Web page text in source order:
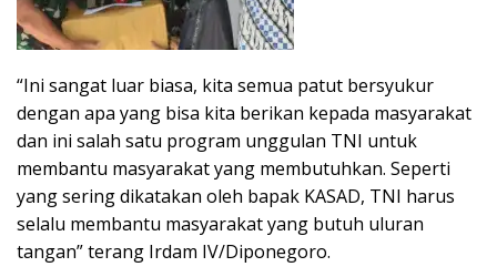
“Ini sangat luar biasa, kita semua patut bersyukur
dengan apa yang bisa kita berikan kepada masyarakat
dan ini salah satu program unggulan TNI untuk
membantu masyarakat yang membutuhkan. Seperti
yang sering dikatakan oleh bapak KASAD, TNI harus
selalu membantu masyarakat yang butuh uluran
tangan” terang Irdam IV/Diponegoro.